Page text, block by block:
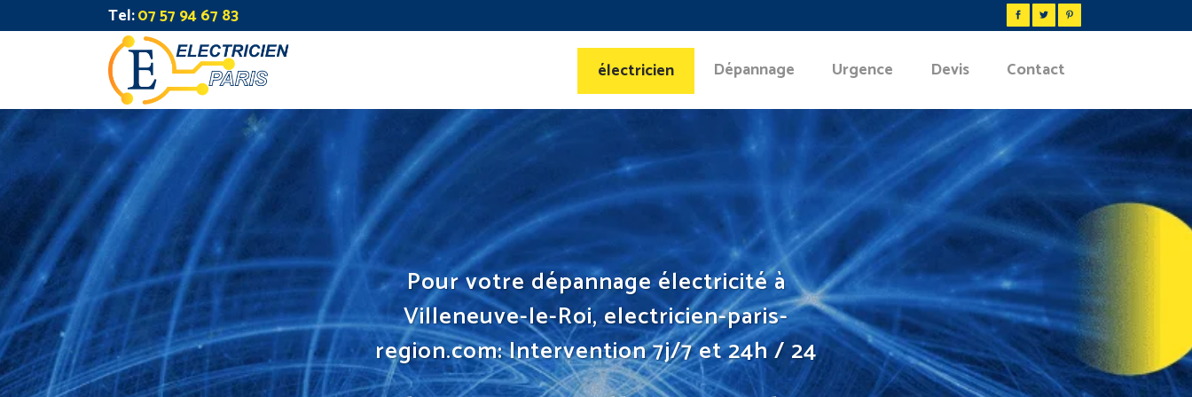
Tel:07 57 94 67 83
électricien Dépannage Urgence Devis Contact
Pour votre dépannage électricité à
Villeneuve-le-Roi, electricien-paris-
region.com: Intervention 7j/7 et 24h / 24